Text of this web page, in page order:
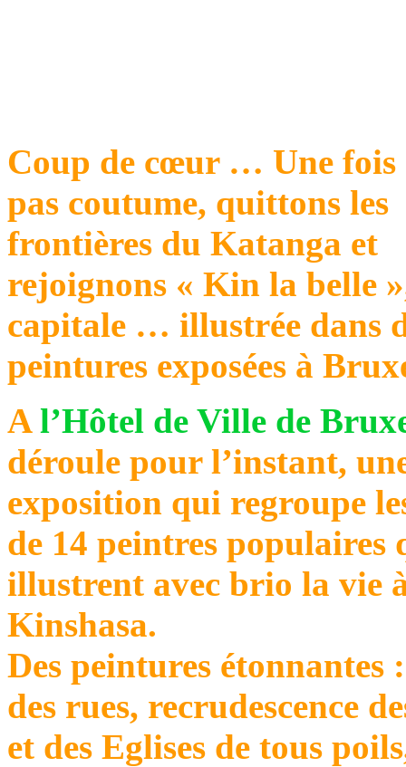
Coup de cœur … Une fois
pas coutume, quittons les
frontières du Katanga et
rejoignons « Kin la belle
capitale … illustrée dans
peintures exposées à
Al’Hôtel de Ville de
déroule pour l’instant,
exposition qui regroupe
de 14 peintres populaires
illustrent avec brio la vie
Kinshasa.
Des peintures étonnantes
des rues, recrudescence
et des Eglises de tous